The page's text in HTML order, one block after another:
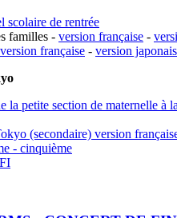
scolaire de rentrée
familles - version française -
version française - version
la petite section de maternelle à
(secondaire) version
- cinquième